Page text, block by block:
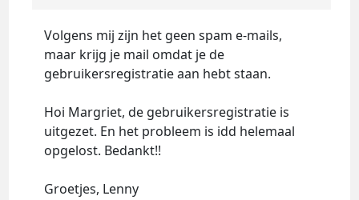
Volgens mij zijn het geen spam e-mails,
maar krijg je mail omdat je de
gebruikersregistratie aan hebt staan.
Hoi Margriet, de gebruikersregistratie is
uitgezet. En het probleem is idd helemaal
opgelost. Bedankt!!
Groetjes, Lenny